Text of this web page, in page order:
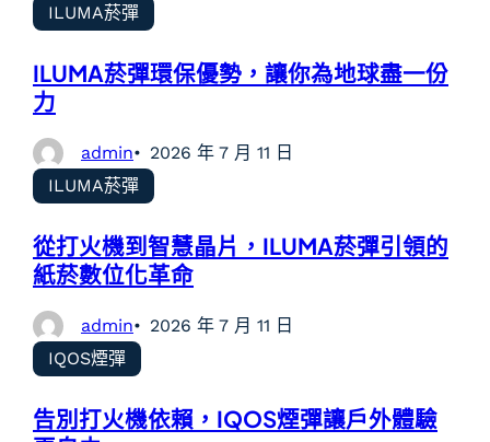
ILUMA菸彈
ILUMA菸彈環保優勢，讓你為地球盡一份
力
admin
2026 年 7 月 11 日
ILUMA菸彈
從打火機到智慧晶片，ILUMA菸彈引領的
紙菸數位化革命
admin
2026 年 7 月 11 日
IQOS煙彈
告別打火機依賴，IQOS煙彈讓戶外體驗